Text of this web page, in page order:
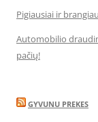
Pigiausiai ir
Automobilio
pačių!
GYVUNU PREKES